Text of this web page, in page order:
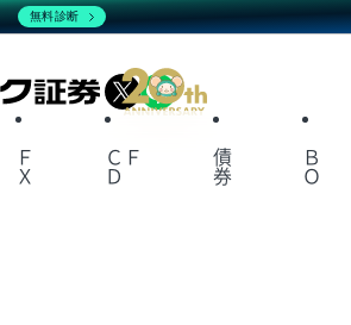
X
Ｆ
Ｘ
ＣＦ
Ｄ
債
券
Ｂ
Ｏ
無料診断